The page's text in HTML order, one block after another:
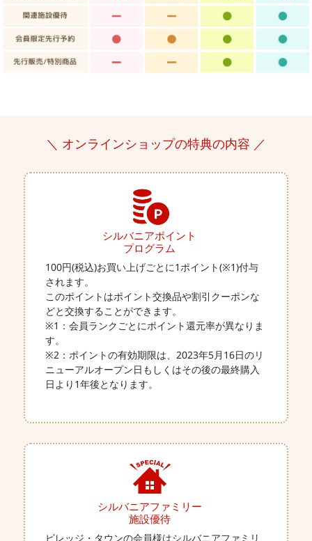
＼ オンラインショップの特典の内容 ／
シルバニアポイント
プログラム
100円(税込)お買い上げごとに1ポイント(※1)付与
されます。
このポイントはポイント交換品や割引クーポンな
どと交換することができます。
※1：会員ランクごとにポイント還元率が異なりま
す。
※2：ポイントの有効期限は、2023年5月16日のリ
ニューアルオープン日もしくはその後の最終購入
日より1年後となります。
シルバニアファミリー
施設優待
ビレッジ・タウンの会員様はシルバニアファミリ